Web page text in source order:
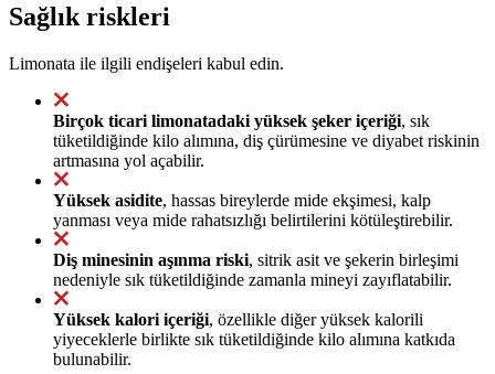
Sağlık riskleri
Limonata ile ilgili endişeleri kabul edin.
Birçok ticari limonatadaki yüksek şeker içeriği, sık
tüketildiğinde kilo alımına, diş çürümesine ve diyabet riskinin
artmasına yol açabilir.
Yüksek asidite, hassas bireylerde mide ekşimesi, kalp
yanması veya mide rahatsızlığı belirtilerini kötüleştirebilir.
Diş minesinin aşınma riski, sitrik asit ve şekerin birleşimi
nedeniyle sık tüketildiğinde zamanla mineyi zayıflatabilir.
Yüksek kalori içeriği, özellikle diğer yüksek kalorili
yiyeceklerle birlikte sık tüketildiğinde kilo alımına katkıda
bulunabilir.